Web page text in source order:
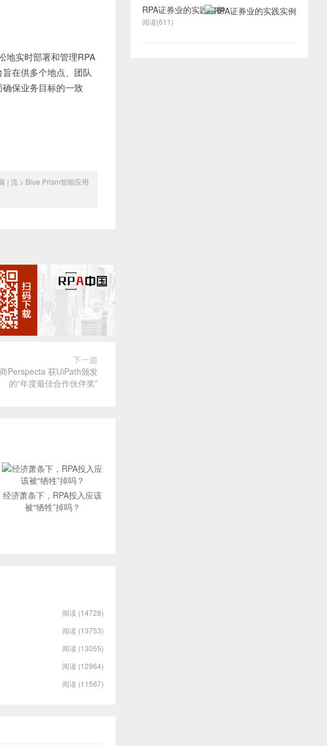
地实时部署和管理RPA
在供多个地点、团队
保业务目标的一致
| 流 > Blue Prism智能应用
下一篇
Perspecta 获UiPath颁发
的“年度最佳合作伙伴奖”
经济萧条下，RPA投入应该
被“牺牲”掉吗？
阅读 (14728)
阅读 (13753)
阅读 (13055)
阅读 (12964)
阅读 (11567)
RPA证券业的实践实例
阅读(611)